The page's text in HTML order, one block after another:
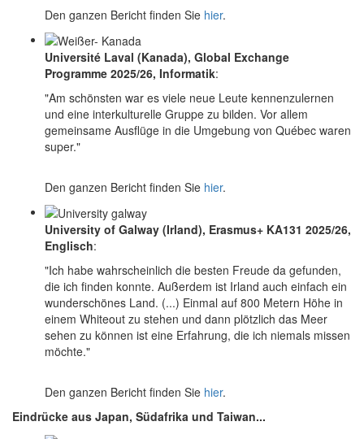
Den ganzen Bericht finden Sie hier.
Université Laval (Kanada), Global Exchange
Programme 2025/26, Informatik:
"Am schönsten war es viele neue Leute kennenzulernen
und eine interkulturelle Gruppe zu bilden. Vor allem
gemeinsame Ausflüge in die Umgebung von Québec waren
super."
Den ganzen Bericht finden Sie hier.
University of Galway (Irland), Erasmus+ KA131 2025/26,
Englisch:
"Ich habe wahrscheinlich die besten Freude da gefunden,
die ich finden konnte. Außerdem ist Irland auch einfach ein
wunderschönes Land. (...) Einmal auf 800 Metern Höhe in
einem Whiteout zu stehen und dann plötzlich das Meer
sehen zu können ist eine Erfahrung, die ich niemals missen
möchte."
Den ganzen Bericht finden Sie hier.
Eindrücke aus Japan, Südafrika und Taiwan...